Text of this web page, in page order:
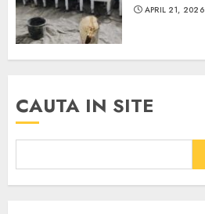
APRIL 21, 2026
CAUTA IN SITE